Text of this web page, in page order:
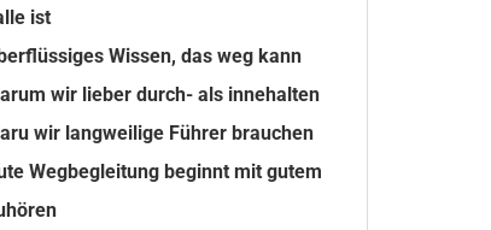
ist
Wissen, das weg kann
wir lieber durch- als innehalten
wir langweilige Führer brauchen
Wegbegleitung beginnt mit gutem